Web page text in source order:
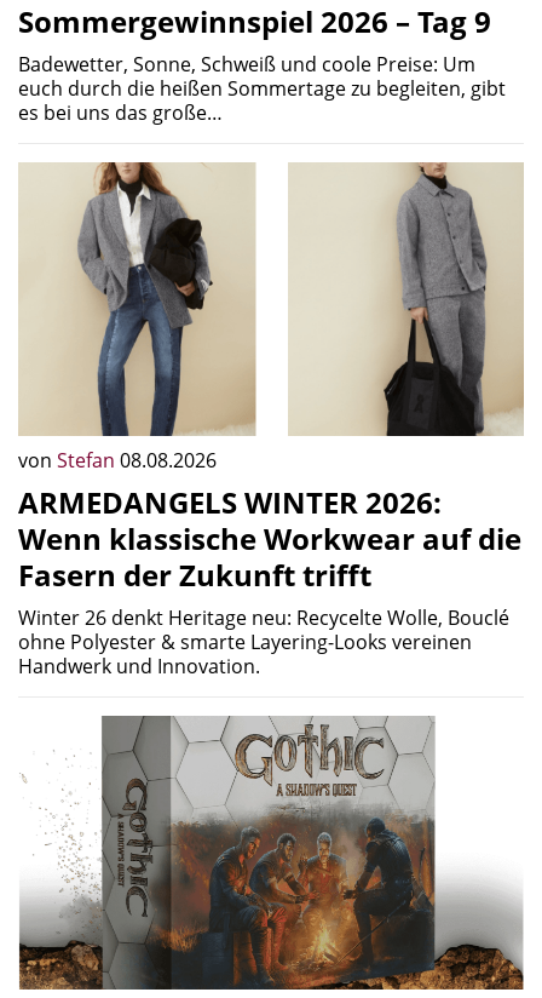
Sommergewinnspiel 2026 – Tag 9
Badewetter, Sonne, Schweiß und coole Preise: Um
euch durch die heißen Sommertage zu begleiten, gibt
es bei uns das große…
von Stefan 08.08.2026
ARMEDANGELS WINTER 2026:
Wenn klassische Workwear auf die
Fasern der Zukunft trifft
Winter 26 denkt Heritage neu: Recycelte Wolle, Bouclé
ohne Polyester & smarte Layering-Looks vereinen
Handwerk und Innovation.